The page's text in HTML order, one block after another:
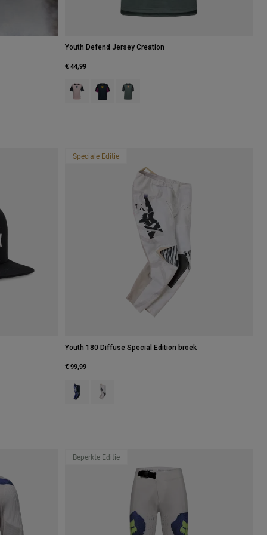
Youth Defend Jersey Creation
€ 44,99
Product swatch type of Blush Roze.
Product swatch type of Galaxy Blue.
Product swatch type of Salie groen.
Vuurrood.
type of Ijzig blauw.
swatch type of Middernachtblauw.
Speciale Editie
Youth 180 Diffuse Special Edition broek
€ 99,99
Product swatch type of Bosbes.
Product swatch type of Wit.
Beperkte Editie